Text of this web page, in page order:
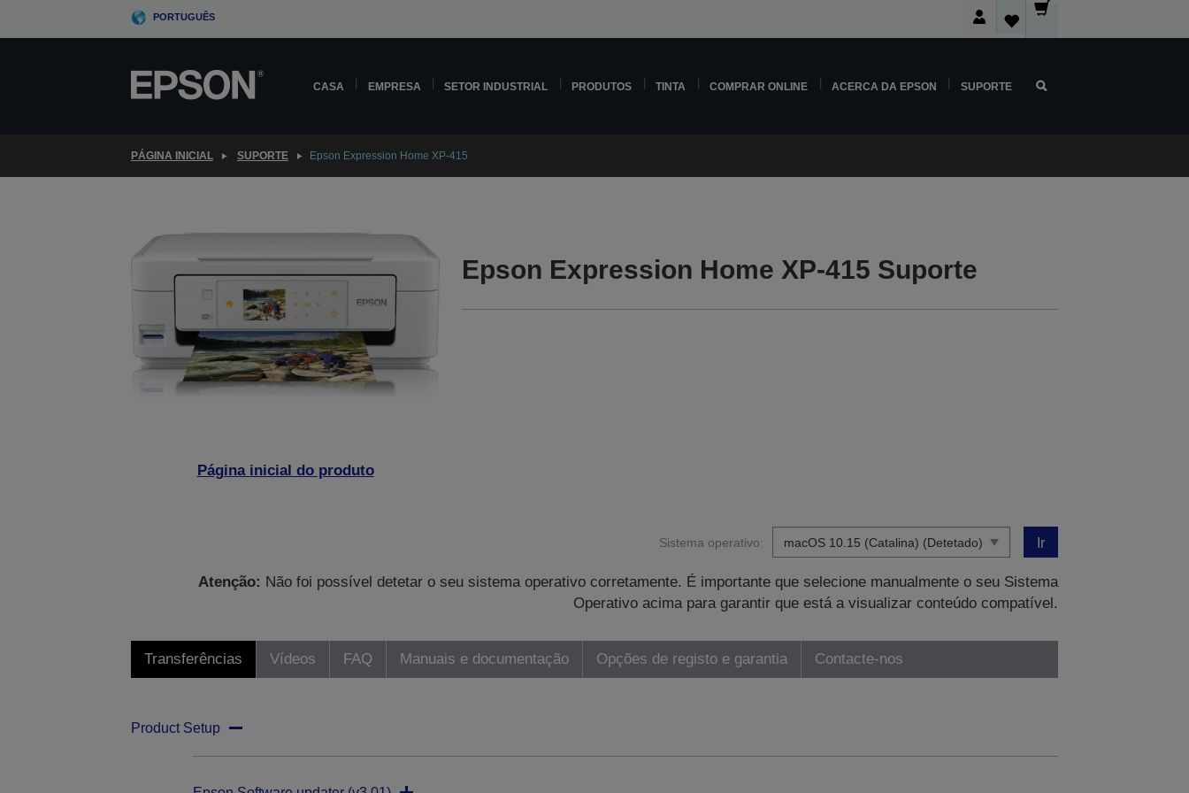
PORTUGUÊS
CASA EMPRESA SETOR INDUSTRIAL PRODUTOS TINTA COMPRAR ONLINE ACERCA DA EPSON SUPORTE
PÁGINA INICIAL SUPORTE Epson Expression Home XP-415
Página inicial do produto
Epson Expression Home XP-415 Suporte
Sistema operativo: Ir
Atenção: Não foi possível detetar o seu sistema operativo corretamente. É importante que selecione manualmente o seu Sistema
Operativo acima para garantir que está a visualizar conteúdo compatível.
Transferências Vídeos FAQ Manuais e documentação Opções de registo e garantia Contacte-nos
Product Setup